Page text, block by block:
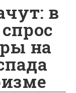
в
на